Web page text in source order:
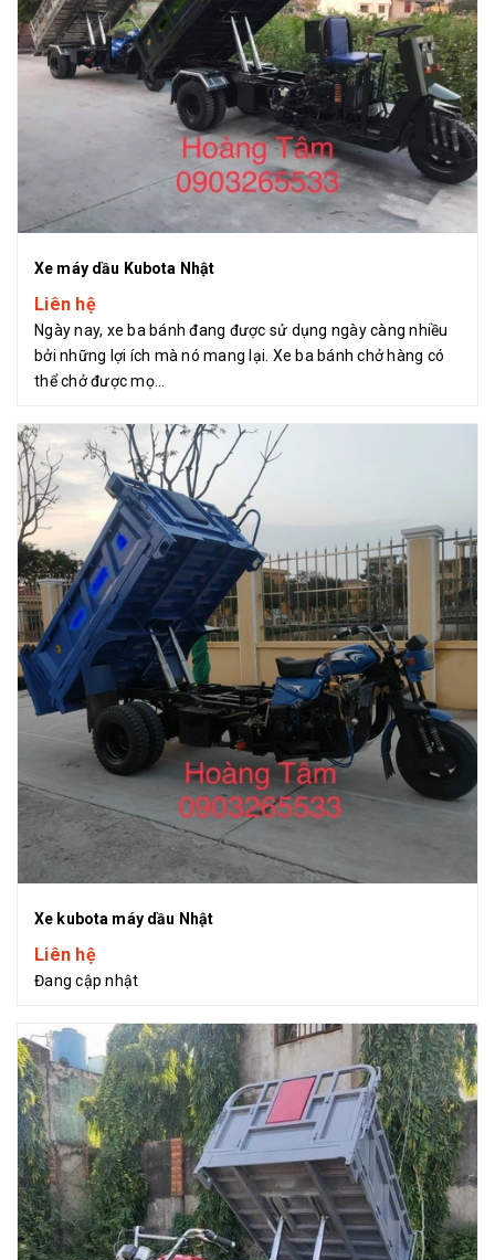
Xe máy dầu Kubota Nhật
Liên hệ
Ngày nay, xe ba bánh đang được sử dụng ngày càng nhiều
bởi những lợi ích mà nó mang lại. Xe ba bánh chở hàng có
thể chở được mọ...
Xe kubota máy dầu Nhật
Liên hệ
Đang cập nhật